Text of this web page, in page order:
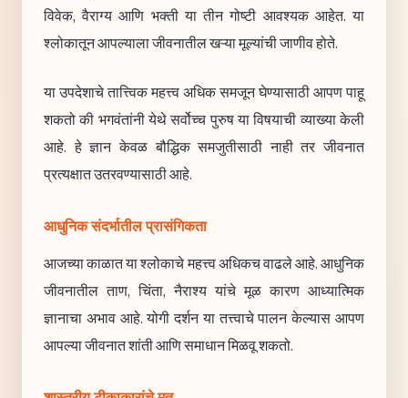
विवेक, वैराग्य आणि भक्ती या तीन गोष्टी आवश्यक आहेत. या
श्लोकातून आपल्याला जीवनातील खऱ्या मूल्यांची जाणीव होते.
या उपदेशाचे तात्त्विक महत्त्व अधिक समजून घेण्यासाठी आपण पाहू
शकतो की भगवंतांनी येथे सर्वोच्च पुरुष या विषयाची व्याख्या केली
आहे. हे ज्ञान केवळ बौद्धिक समजुतीसाठी नाही तर जीवनात
प्रत्यक्षात उतरवण्यासाठी आहे.
आधुनिक संदर्भातील प्रासंगिकता
आजच्या काळात या श्लोकाचे महत्त्व अधिकच वाढले आहे. आधुनिक
जीवनातील ताण, चिंता, नैराश्य यांचे मूळ कारण आध्यात्मिक
ज्ञानाचा अभाव आहे. योगी दर्शन या तत्त्वाचे पालन केल्यास आपण
आपल्या जीवनात शांती आणि समाधान मिळवू शकतो.